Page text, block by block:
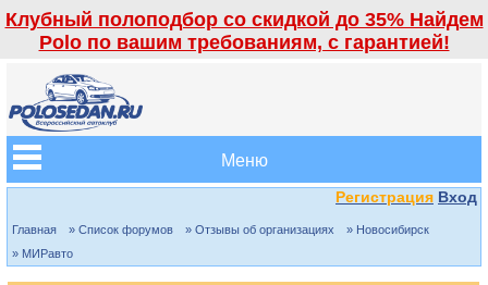
Клубный полоподбор со скидкой до 35% Найдем
Polo по вашим требованиям, с гарантией!
Меню
Регистрация Вход
Главная » Список форумов » Отзывы об организациях
» Новосибирск
» МИРавто